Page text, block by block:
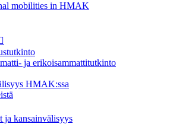
mobilities in HMAK
ja erikoisammattitutkinto
HMAK:ssa
ja kansainvälisyys